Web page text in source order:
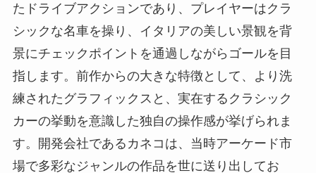
たドライブアクションであり、プレイヤーはクラ
シックな名車を操り、イタリアの美しい景観を背
景にチェックポイントを通過しながらゴールを目
指します。前作からの大きな特徴として、より洗
練されたグラフィックスと、実在するクラシック
カーの挙動を意識した独自の操作感が挙げられま
す。開発会社であるカネコは、当時アーケード市
場で多彩なジャンルの作品を世に送り出してお